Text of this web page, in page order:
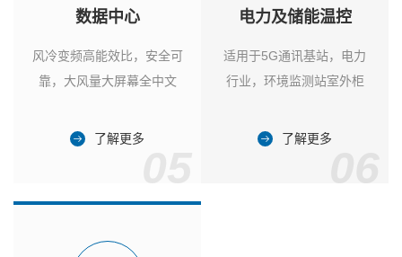
数据中心
风冷变频高能效比，安全可
靠，大风量大屏幕全中文
了解更多
电力及储能温控
适用于5G通讯基站，电力
行业，环境监测站室外柜
了解更多